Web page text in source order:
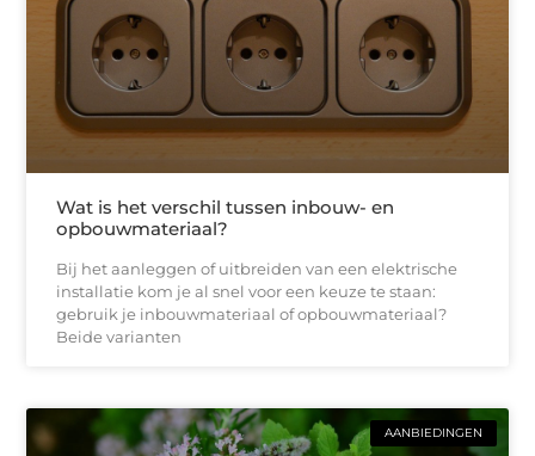
Wat is het verschil tussen inbouw- en
opbouwmateriaal?
Bij het aanleggen of uitbreiden van een elektrische
installatie kom je al snel voor een keuze te staan:
gebruik je inbouwmateriaal of opbouwmateriaal?
Beide varianten
AANBIEDINGEN